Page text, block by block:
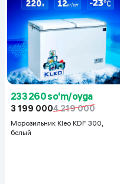
233 260 so'm/oyga
3 199 0004 219 000
Морозильник Kleo KDF 300,
белый